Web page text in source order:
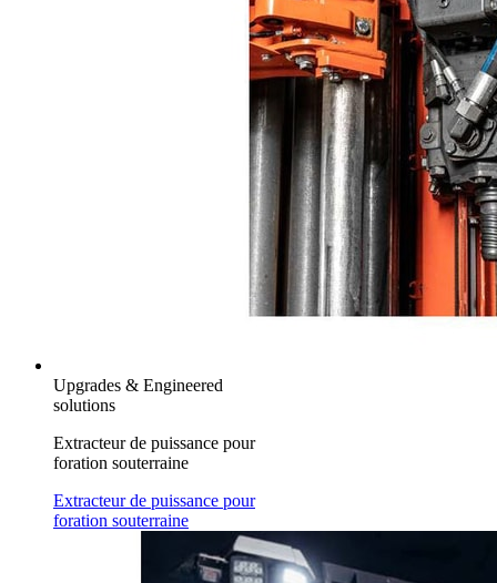
Upgrades & Engineered
solutions
Extracteur de puissance pour
foration souterraine
Extracteur de puissance pour
foration souterraine